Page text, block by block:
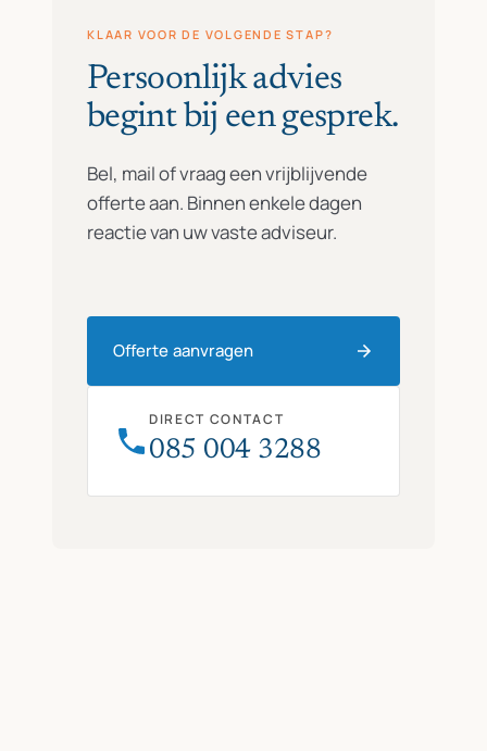
KLAAR VOOR DE VOLGENDE STAP?
Persoonlijk advies
begint bij een gesprek.
Bel, mail of vraag een vrijblijvende
offerte aan. Binnen enkele dagen
reactie van uw vaste adviseur.
Offerte aanvragen
DIRECT CONTACT
085 004 3288